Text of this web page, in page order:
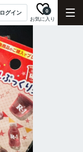
ログイン
お気に入り
0